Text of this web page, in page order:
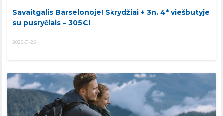
Savaitgalis Barselonoje! Skrydžiai + 3n. 4* viešbutyje
su pusryčiais – 305€!
2026-01-25